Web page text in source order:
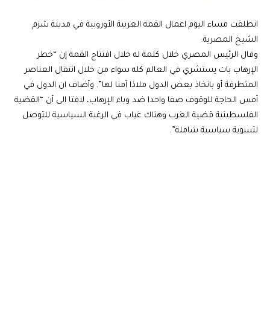
انطلقت مساء اليوم اعمال القمة العربية الأوروبية في مدينة شرم
الشيخ المصرية.
وقال الرئيس المصري خلال كلمة له خلال افتتاح القمة إن “خطر
الإرهاب بات يستشري في العالم كله سواء من خلال انتقال العناصر
المتطرفة أو باتخاذ بعض الدول ملاذا آمنا لها”. وأضاف ان الدول في
أمس الحاجة للوقوف صفا واحدا ضد وباء الإرهاب، لافتا الى أن “القضية
الفلسطينية قضية العرب وهناك غياب في الرغبة السياسية للتوصل
لتسوية سياسية شاملة”.